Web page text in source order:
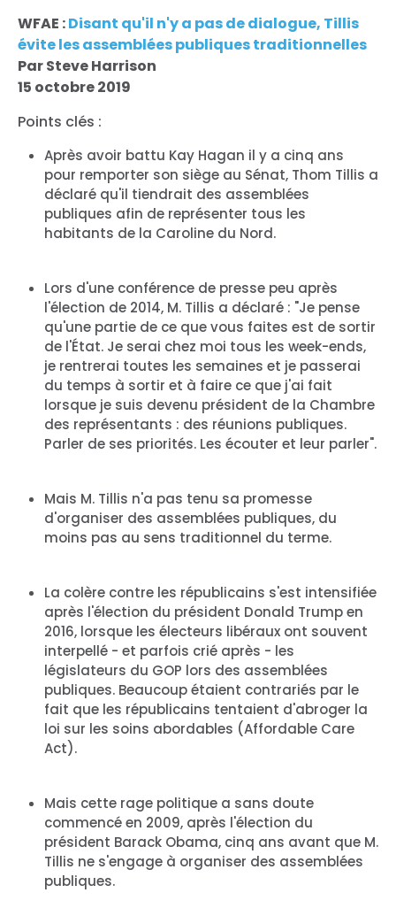
WFAE :Disant qu'il n'y a pas de dialogue, Tillis
évite les assemblées publiques traditionnelles
Par Steve Harrison
15 octobre 2019
Points clés :
Après avoir battu Kay Hagan il y a cinq ans
pour remporter son siège au Sénat, Thom Tillis a
déclaré qu'il tiendrait des assemblées
publiques afin de représenter tous les
habitants de la Caroline du Nord.
Lors d'une conférence de presse peu après
l'élection de 2014, M. Tillis a déclaré : "Je pense
qu'une partie de ce que vous faites est de sortir
de l'État. Je serai chez moi tous les week-ends,
je rentrerai toutes les semaines et je passerai
du temps à sortir et à faire ce que j'ai fait
lorsque je suis devenu président de la Chambre
des représentants : des réunions publiques.
Parler de ses priorités. Les écouter et leur parler".
Mais M. Tillis n'a pas tenu sa promesse
d'organiser des assemblées publiques, du
moins pas au sens traditionnel du terme.
La colère contre les républicains s'est intensifiée
après l'élection du président Donald Trump en
2016, lorsque les électeurs libéraux ont souvent
interpellé - et parfois crié après - les
législateurs du GOP lors des assemblées
publiques. Beaucoup étaient contrariés par le
fait que les républicains tentaient d'abroger la
loi sur les soins abordables (Affordable Care
Act).
Mais cette rage politique a sans doute
commencé en 2009, après l'élection du
président Barack Obama, cinq ans avant que M.
Tillis ne s'engage à organiser des assemblées
publiques.